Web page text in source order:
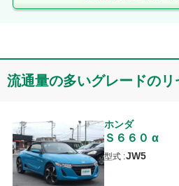
流通量の多いグレードの
ホンダ
Ｓ６６０ α
型式 :JW5